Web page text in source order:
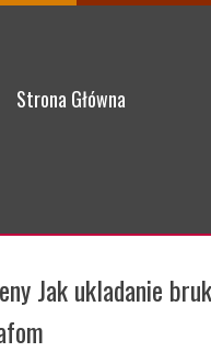
Strona Główna
Jak ukladanie